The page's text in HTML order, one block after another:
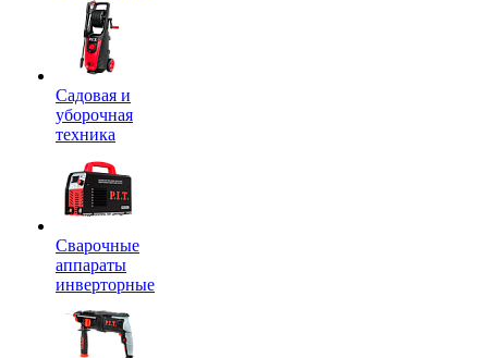
Садовая и
уборочная
техника
Сварочные
аппараты
инверторные